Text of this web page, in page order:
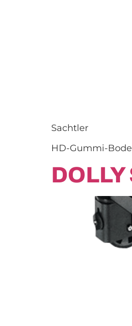
Sachtler
HD-Gummi-
DOLLY